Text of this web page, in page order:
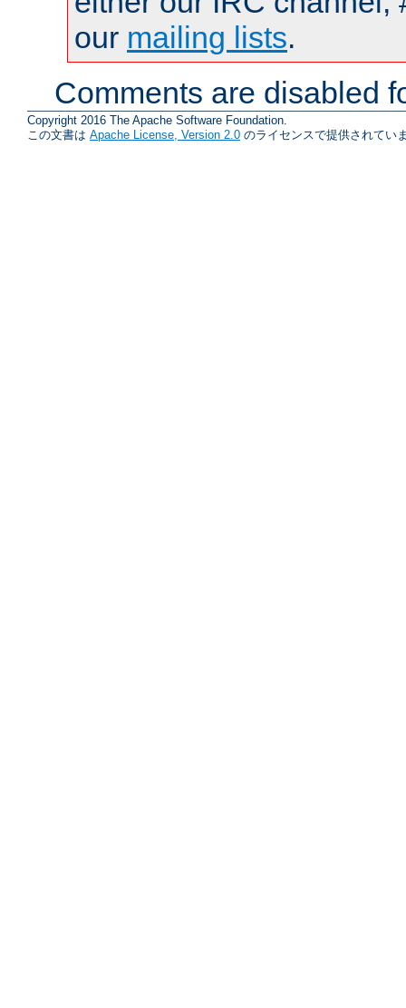
our mailing lists.
Comments are disabled
Copyright 2016 The Apache Software Foundation.
この文書は Apache License, Version 2.0 のライセンスで提供されてい